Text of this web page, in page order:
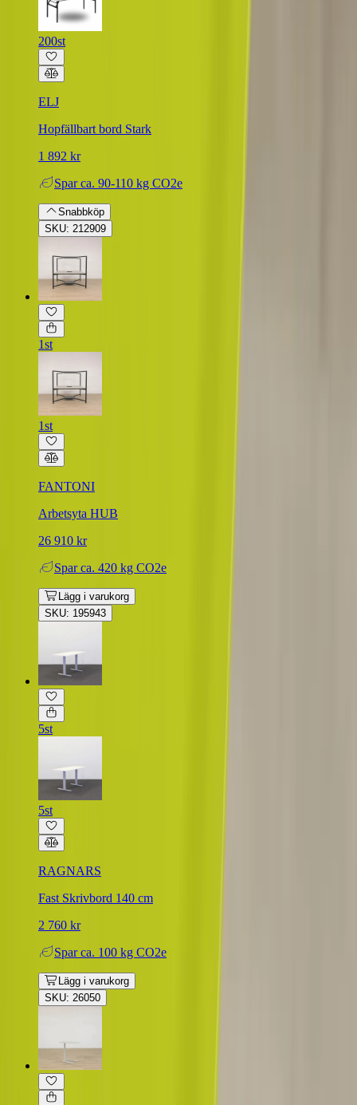
200st
ELJ
Hopfällbart bord Stark
1 892 kr
Spar ca. 90-110 kg CO2e
Snabbköp
SKU: 212909
1st
1st
FANTONI
Arbetsyta HUB
26 910 kr
Spar ca. 420 kg CO2e
Lägg i varukorg
SKU: 195943
5st
5st
RAGNARS
Fast Skrivbord 140 cm
2 760 kr
Spar ca. 100 kg CO2e
Lägg i varukorg
SKU: 26050